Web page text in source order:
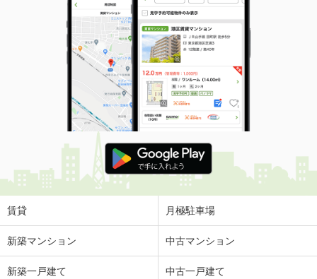
賃貸 月極駐車場
新築マンション 中古マンション
新築一戸建て 中古一戸建て